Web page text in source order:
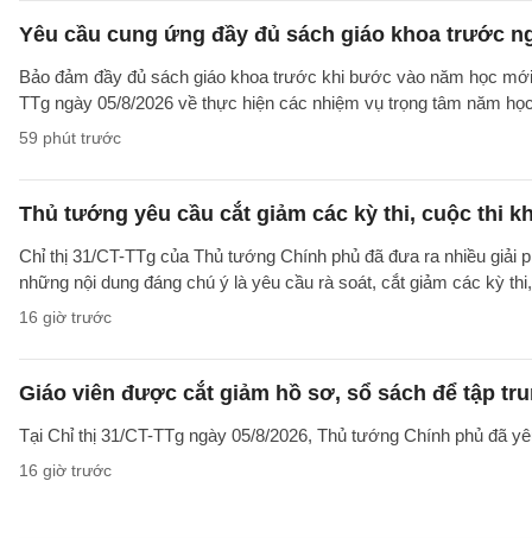
Yêu cầu cung ứng đầy đủ sách giáo khoa trước
Bảo đảm đầy đủ sách giáo khoa trước khi bước vào năm học
TTg ngày 05/8/2026 về thực hiện các nhiệm vụ trọng tâm năm
59 phút trước
Thủ tướng yêu cầu cắt giảm các kỳ thi, cuộc thi
Chỉ thị 31/CT-TTg của Thủ tướng Chính phủ đã đưa ra nhiều giải
những nội dung đáng chú ý là yêu cầu rà soát, cắt giảm các kỳ
16 giờ trước
Giáo viên được cắt giảm hồ sơ, sổ sách để tập
Tại Chỉ thị 31/CT-TTg ngày 05/8/2026, Thủ tướng Chính phủ đã
16 giờ trước